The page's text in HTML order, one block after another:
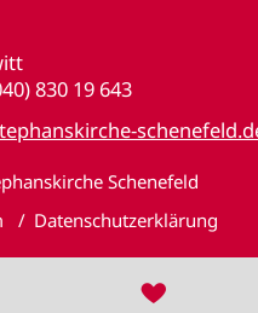
830 19 643
Schenefeld
Datenschutzerklärung
♥